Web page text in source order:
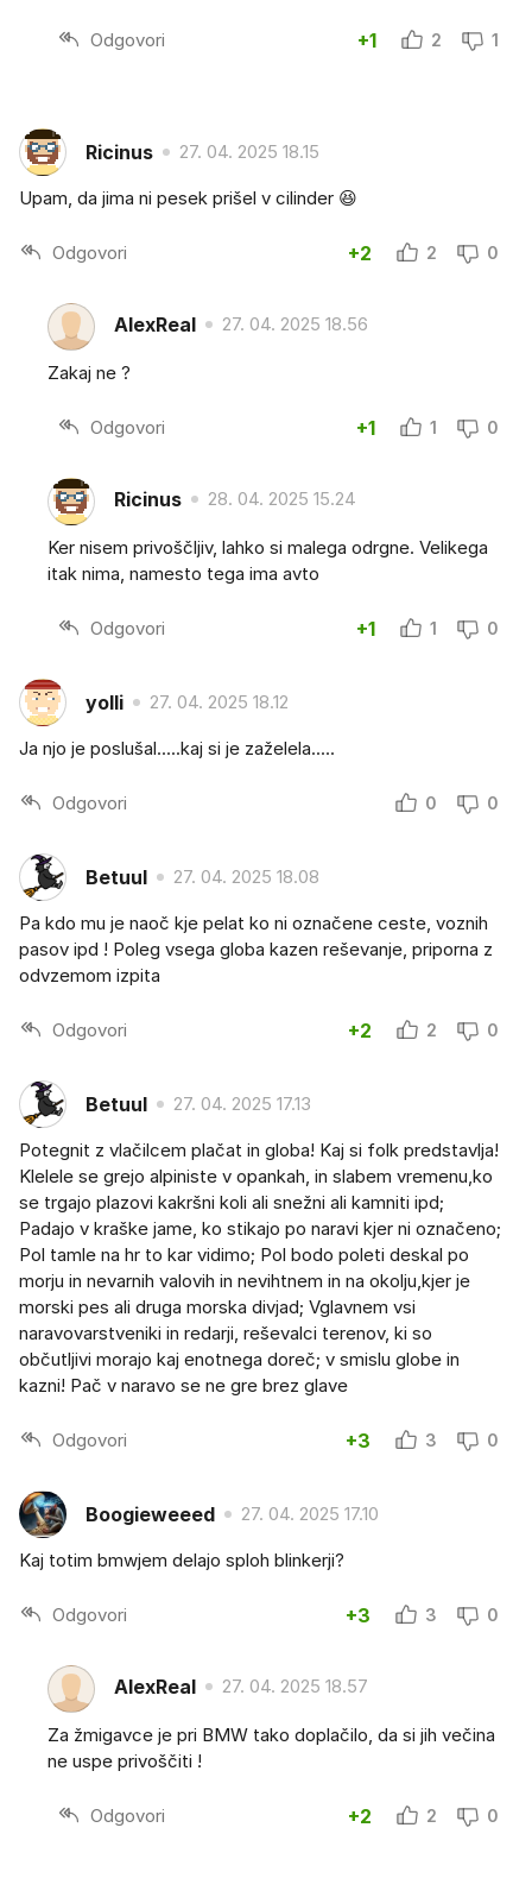
Odgovori +1 2 1
Ricinus 27. 04. 2025 18.15
Upam, da jima ni pesek prišel v cilinder 😆
Odgovori +2 2 0
AlexReal 27. 04. 2025 18.56
Zakaj ne ?
Odgovori +1 1 0
Ricinus 28. 04. 2025 15.24
Ker nisem privoščljiv, lahko si malega odrgne. Velikega
itak nima, namesto tega ima avto
Odgovori +1 1 0
yolli 27. 04. 2025 18.12
Ja njo je poslušal.....kaj si je zaželela.....
Odgovori 0 0
Betuul 27. 04. 2025 18.08
Pa kdo mu je naoč kje pelat ko ni označene ceste, voznih
pasov ipd ! Poleg vsega globa kazen reševanje, priporna z
odvzemom izpita
Odgovori +2 2 0
Betuul 27. 04. 2025 17.13
Potegnit z vlačilcem plačat in globa! Kaj si folk predstavlja!
Klelele se grejo alpiniste v opankah, in slabem vremenu,ko
se trgajo plazovi kakršni koli ali snežni ali kamniti ipd;
Padajo v kraške jame, ko stikajo po naravi kjer ni označeno;
Pol tamle na hr to kar vidimo; Pol bodo poleti deskal po
morju in nevarnih valovih in nevihtnem in na okolju,kjer je
morski pes ali druga morska divjad; Vglavnem vsi
naravovarstveniki in redarji, reševalci terenov, ki so
občutljivi morajo kaj enotnega doreč; v smislu globe in
kazni! Pač v naravo se ne gre brez glave
Odgovori +3 3 0
Boogieweeed 27. 04. 2025 17.10
Kaj totim bmwjem delajo sploh blinkerji?
Odgovori +3 3 0
AlexReal 27. 04. 2025 18.57
Za žmigavce je pri BMW tako doplačilo, da si jih večina
ne uspe privoščiti !
Odgovori +2 2 0